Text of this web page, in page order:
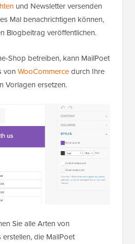
und Newsletter versenden
Mal benachrichtigen können,
Blogbeitrag veröffentlichen.
Shop betreiben, kann MailPoet
von WooCommercedurch Ihre
Vorlagen ersetzen.
Sie alle Arten von
die MailPoet